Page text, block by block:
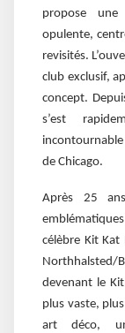
propose une
opulente,
revisités.
club exclusif,
concept.
s’est
incontournable
de Chicago.
Après 25
célèbre Kit
Northhalsted/
devenant le
plus vaste,
art déco,